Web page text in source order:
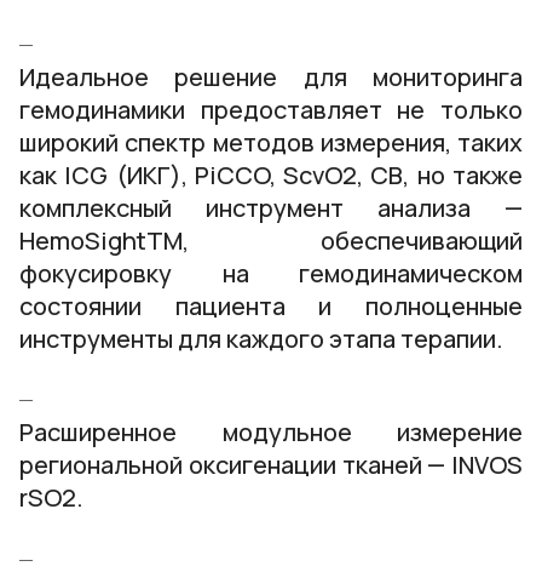
Идеальное решение для мониторинга
гемодинамики предоставляет не только
широкий спектр методов измерения, таких
как ICG (ИКГ), PiCCO, ScvO2, СВ, но также
комплексный инструмент анализа —
HemoSightTM, обеспечивающий
фокусировку на гемодинамическом
состоянии пациента и полноценные
инструменты для каждого этапа терапии.
Расширенное модульное измерение
региональной оксигенации тканей — INVOS
rSO2.